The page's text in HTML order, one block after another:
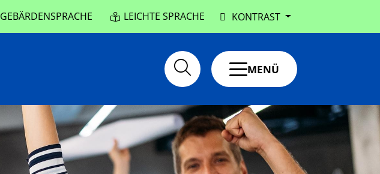
GEBÄRDENSPRACHE LEICHTE SPRACHE KONTRAST
MENÜ